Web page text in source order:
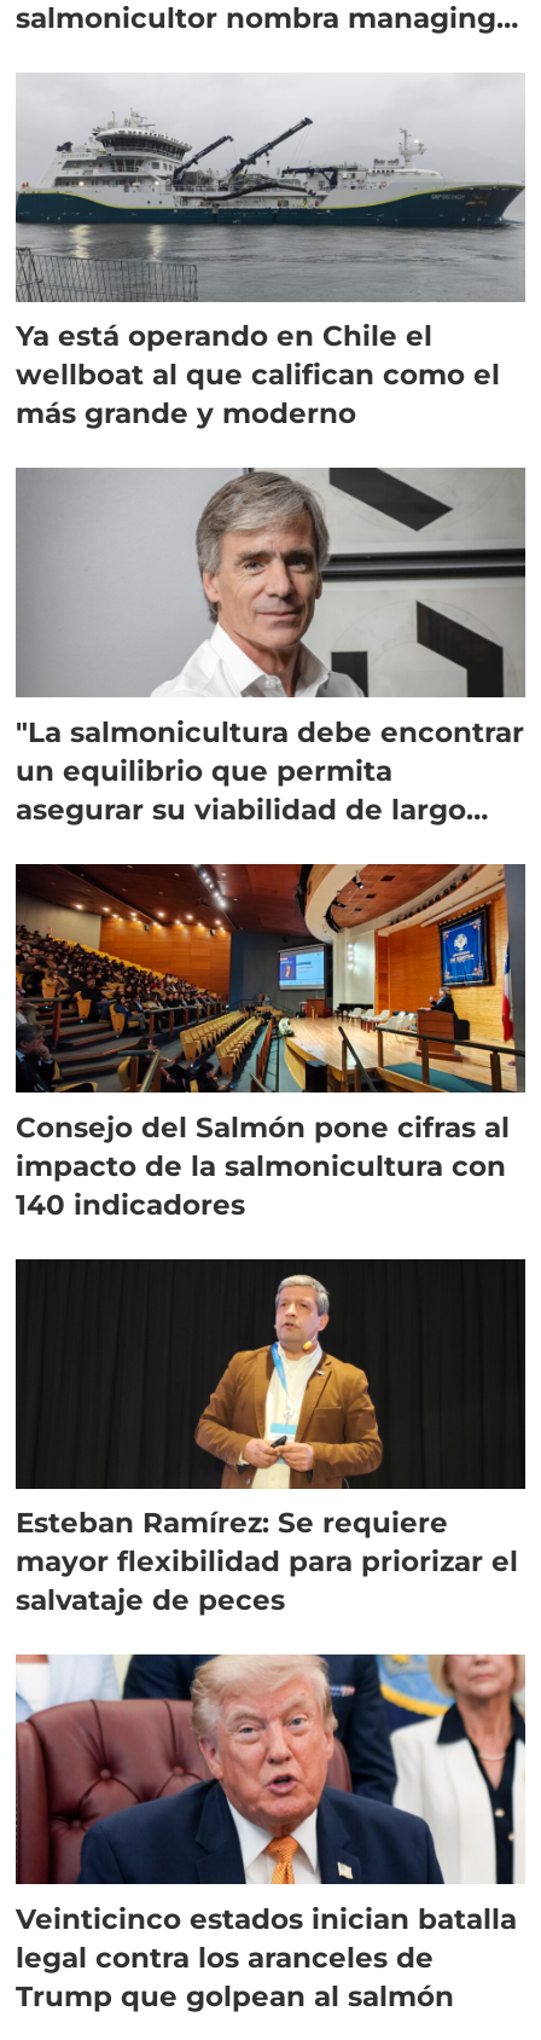
salmonicultor nombra managing
Ya está operando en Chile el
wellboat al que califican como el
más grande y moderno
"La salmonicultura debe encontrar
un equilibrio que permita
asegurar su viabilidad de largo
Consejo del Salmón pone cifras al
impacto de la salmonicultura con
140 indicadores
Esteban Ramírez: Se requiere
mayor flexibilidad para priorizar el
salvataje de peces
Veinticinco estados inician batalla
legal contra los aranceles de
Trump que golpean al salmón